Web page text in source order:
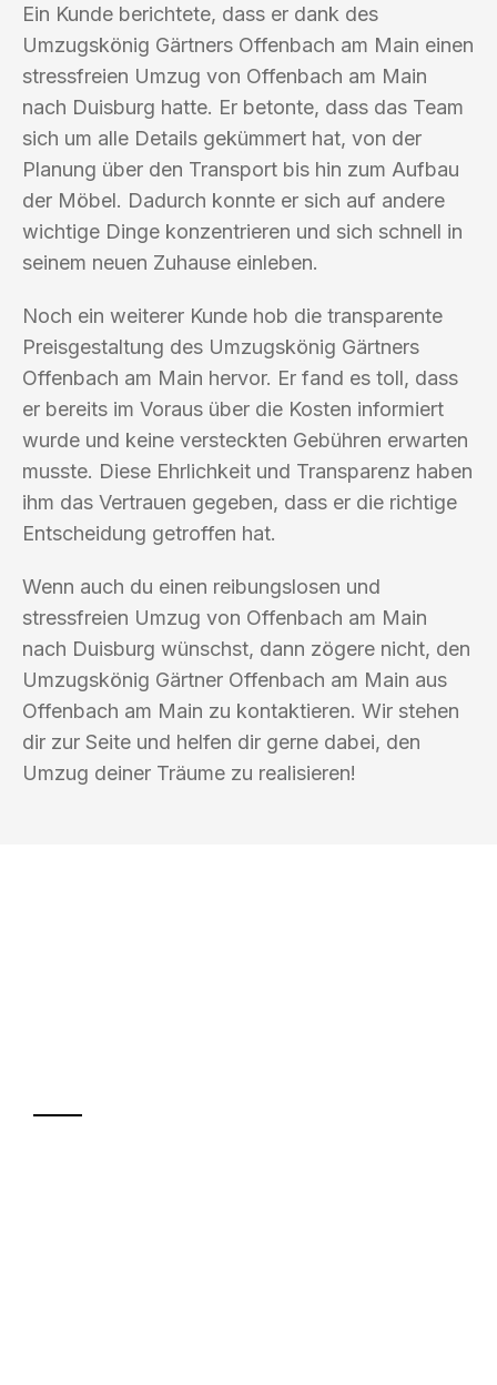
Ein Kunde berichtete, dass er dank des
Umzugskönig Gärtners Offenbach am Main einen
stressfreien Umzug von Offenbach am Main
nach Duisburg hatte. Er betonte, dass das Team
sich um alle Details gekümmert hat, von der
Planung über den Transport bis hin zum Aufbau
der Möbel. Dadurch konnte er sich auf andere
wichtige Dinge konzentrieren und sich schnell in
seinem neuen Zuhause einleben.
Noch ein weiterer Kunde hob die transparente
Preisgestaltung des Umzugskönig Gärtners
Offenbach am Main hervor. Er fand es toll, dass
er bereits im Voraus über die Kosten informiert
wurde und keine versteckten Gebühren erwarten
musste. Diese Ehrlichkeit und Transparenz haben
ihm das Vertrauen gegeben, dass er die richtige
Entscheidung getroffen hat.
Wenn auch du einen reibungslosen und
stressfreien Umzug von Offenbach am Main
nach Duisburg wünschst, dann zögere nicht, den
Umzugskönig Gärtner Offenbach am Main aus
Offenbach am Main zu kontaktieren. Wir stehen
dir zur Seite und helfen dir gerne dabei, den
Umzug deiner Träume zu realisieren!